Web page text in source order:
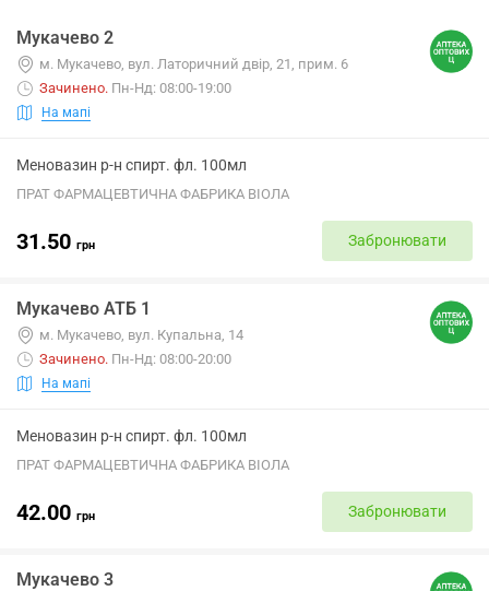
Мукачево 2
м. Мукачево, вул. Латоричний двір, 21, прим. 6
Зачинено. Пн-Нд: 08:00-19:00
На мапі
Меновазин р-н спирт. фл. 100мл
ПРАТ ФАРМАЦЕВТИЧНА ФАБРИКА ВІОЛА
31.50 грн Забронювати
Мукачево АТБ 1
м. Мукачево, вул. Купальна, 14
Зачинено. Пн-Нд: 08:00-20:00
На мапі
Меновазин р-н спирт. фл. 100мл
ПРАТ ФАРМАЦЕВТИЧНА ФАБРИКА ВІОЛА
42.00 грн Забронювати
Мукачево 3